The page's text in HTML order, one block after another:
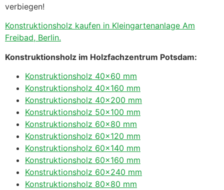
verbiegen!
Konstruktionsholz kaufen in Kleingartenanlage Am
Freibad, Berlin.
Konstruktionsholz im Holzfachzentrum Potsdam:
Konstruktionsholz 40×60 mm
Konstruktionsholz 40×160 mm
Konstruktionsholz 40×200 mm
Konstruktionsholz 50×100 mm
Konstruktionsholz 60×80 mm
Konstruktionsholz 60×120 mm
Konstruktionsholz 60×140 mm
Konstruktionsholz 60×160 mm
Konstruktionsholz 60×240 mm
Konstruktionsholz 80×80 mm